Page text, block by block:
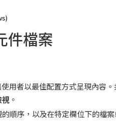
件檔案
用者以最佳配置方式呈現內容
視 。
順序，以及在特定欄位下的檔